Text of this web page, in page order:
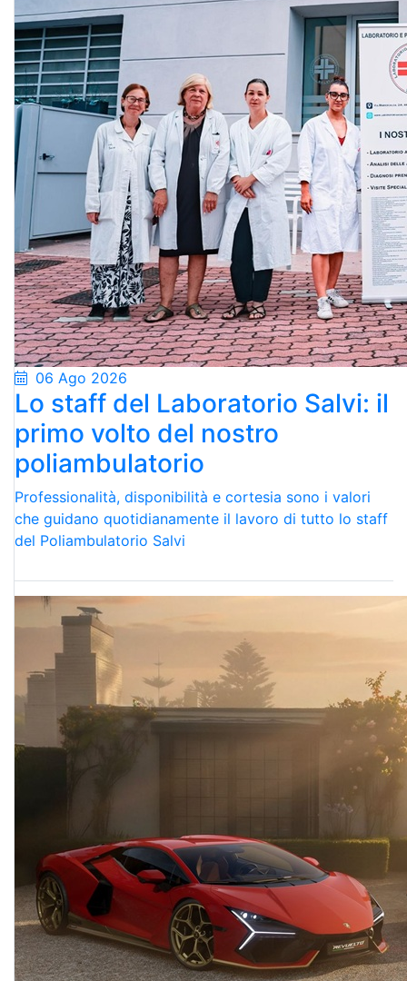
06 Ago 2026
Lo staff del Laboratorio Salvi: il
primo volto del nostro
poliambulatorio
Professionalità, disponibilità e cortesia sono i valori
che guidano quotidianamente il lavoro di tutto lo staff
del Poliambulatorio Salvi